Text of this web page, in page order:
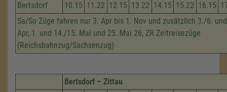
Bertsdorf 10.15 11.22 12.15 13.22 14.15 15.22 16.15
Sa/So Züge fahren nur 3. Apr bis 1. Nov und zusätzlich 3./6.
Apr, 1. und 14./15. Mai und 25. Mai 26, ZR Zeitreisezüge
(Reichsbahnzug/Sachsenzug)
Bertsdorf – Zittau